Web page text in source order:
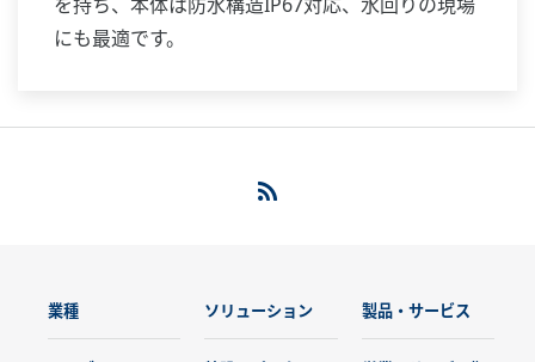
にも最適です。
業種 ソリューション 製品・サービス